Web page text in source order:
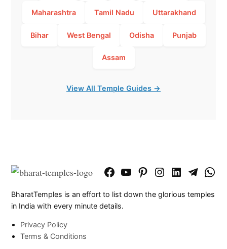
Maharashtra Tamil Nadu Uttarakhand
Bihar West Bengal Odisha Punjab
Assam
View All Temple Guides →
FacebookYouTubePinterestInstagram
LinkedInTelegram
BharatTemples is an effort to list down the glorious temples
in India with every minute details.
Privacy Policy
Terms & Conditions